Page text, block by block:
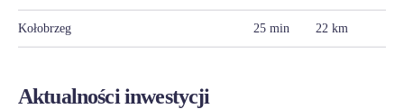
Kołobrzeg 25 min 22 km
Aktualności inwestycji